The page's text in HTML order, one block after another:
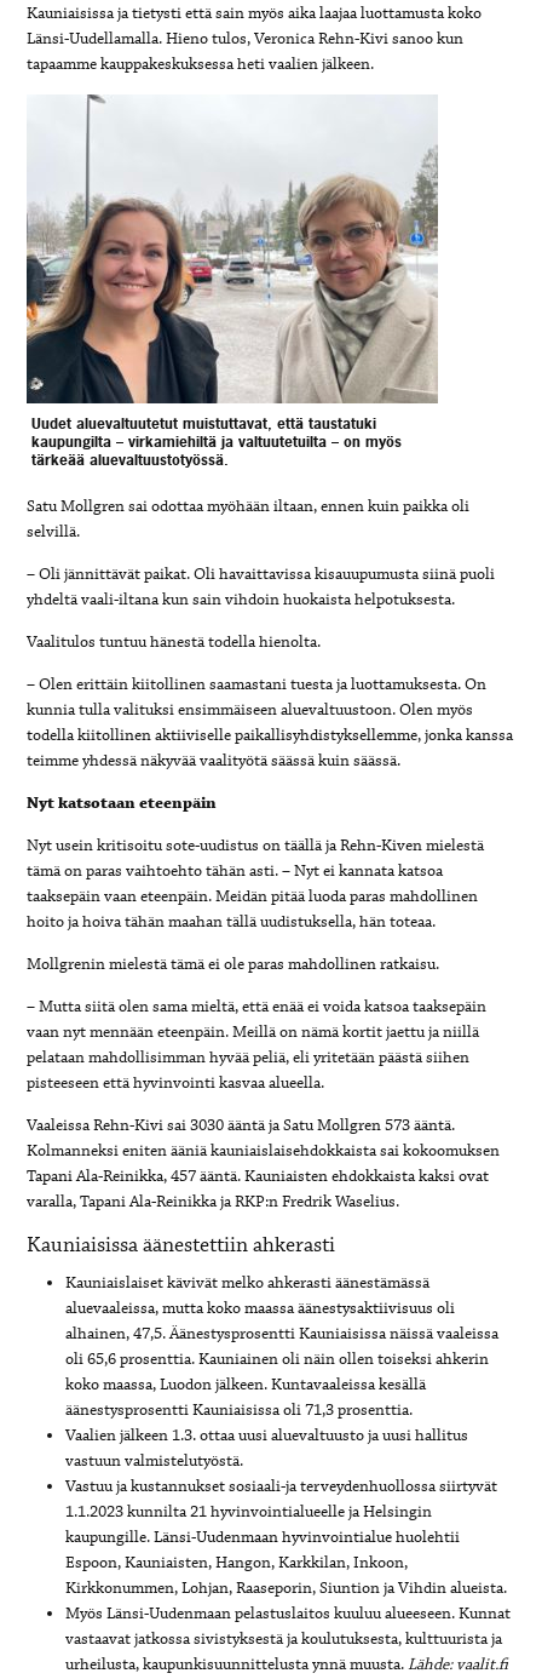
Kauniaisissa ja tietysti että sain myös aika laajaa luottamusta koko
Länsi-Uudellamalla. Hieno tulos, Veronica Rehn-Kivi sanoo kun
tapaamme kauppakeskuksessa heti vaalien jälkeen.
Uudet aluevaltuutetut muistuttavat, että taustatuki
kaupungilta – virkamiehiltä ja valtuutetuilta – on myös
tärkeää aluevaltuustotyössä.
Satu Mollgren sai odottaa myöhään iltaan, ennen kuin paikka oli
selvillä.
– Oli jännittävät paikat. Oli havaittavissa kisauupumusta siinä puoli
yhdeltä vaali-iltana kun sain vihdoin huokaista helpotuksesta.
Vaalitulos tuntuu hänestä todella hienolta.
– Olen erittäin kiitollinen saamastani tuesta ja luottamuksesta. On
kunnia tulla valituksi ensimmäiseen aluevaltuustoon. Olen myös
todella kiitollinen aktiiviselle paikallisyhdistyksellemme, jonka kanssa
teimme yhdessä näkyvää vaalityötä säässä kuin säässä.
Nyt katsotaan eteenpäin
Nyt usein kritisoitu sote-uudistus on täällä ja Rehn-Kiven mielestä
tämä on paras vaihtoehto tähän asti. – Nyt ei kannata katsoa
taaksepäin vaan eteenpäin. Meidän pitää luoda paras mahdollinen
hoito ja hoiva tähän maahan tällä uudistuksella, hän toteaa.
Mollgrenin mielestä tämä ei ole paras mahdollinen ratkaisu.
– Mutta siitä olen sama mieltä, että enää ei voida katsoa taaksepäin
vaan nyt mennään eteenpäin. Meillä on nämä kortit jaettu ja niillä
pelataan mahdollisimman hyvää peliä, eli yritetään päästä siihen
pisteeseen että hyvinvointi kasvaa alueella.
Vaaleissa Rehn-Kivi sai 3030 ääntä ja Satu Mollgren 573 ääntä.
Kolmanneksi eniten ääniä kauniaislaisehdokkaista sai kokoomuksen
Tapani Ala-Reinikka, 457 ääntä. Kauniaisten ehdokkaista kaksi ovat
varalla, Tapani Ala-Reinikka ja RKP:n Fredrik Waselius.
Kauniaisissa äänestettiin ahkerasti
Kauniaislaiset kävivät melko ahkerasti äänestämässä
aluevaaleissa, mutta koko maassa äänestysaktiivisuus oli
alhainen, 47,5. Äänestysprosentti Kauniaisissa näissä vaaleissa
oli 65,6 prosenttia. Kauniainen oli näin ollen toiseksi ahkerin
koko maassa, Luodon jälkeen. Kuntavaaleissa kesällä
äänestysprosentti Kauniaisissa oli 71,3 prosenttia.
Vaalien jälkeen 1.3. ottaa uusi aluevaltuusto ja uusi hallitus
vastuun valmistelutyöstä.
Vastuu ja kustannukset sosiaali-ja terveydenhuollossa siirtyvät
1.1.2023 kunnilta 21 hyvinvointialueelle ja Helsingin
kaupungille. Länsi-Uudenmaan hyvinvointialue huolehtii
Espoon, Kauniaisten, Hangon, Karkkilan, Inkoon,
Kirkkonummen, Lohjan, Raaseporin, Siuntion ja Vihdin alueista.
Myös Länsi-Uudenmaan pelastuslaitos kuuluu alueeseen. Kunnat
vastaavat jatkossa sivistyksestä ja koulutuksesta, kulttuurista ja
urheilusta, kaupunkisuunnittelusta ynnä muusta.Lähde: vaalit.fi